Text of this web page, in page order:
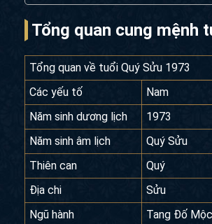
Tổng quan cung mệnh
Tổng quan về tuổi Quý Sửu 1973
Các yếu tố
Nam
Năm sinh dương lịch
1973
Năm sinh âm lịch
Quý Sửu
Thiên can
Quý
Địa chi
Sửu
Ngũ hành
Tang Đố